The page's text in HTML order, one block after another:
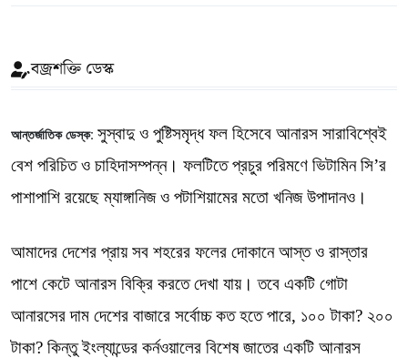
বজ্রশক্তি ডেস্ক
আন্তর্জাতিক ডেস্ক: সুস্বাদু ও পুষ্টিসমৃদ্ধ ফল হিসেবে আনারস সারাবিশ্বেই
বেশ পরিচিত ও চাহিদাসম্পন্ন। ফলটিতে প্রচুর পরিমণে ভিটামিন সি’র
পাশাপাশি রয়েছে ম্যাঙ্গানিজ ও পটাশিয়ামের মতো খনিজ উপাদানও।
আমাদের দেশের প্রায় সব শহরের ফলের দোকানে আস্ত ও রাস্তার
পাশে কেটে আনারস বিক্রি করতে দেখা যায়। তবে একটি গোটা
আনারসের দাম দেশের বাজারে সর্বোচ্চ কত হতে পারে, ১০০ টাকা? ২০০
টাকা? কিন্তু ইংল্যান্ডের কর্নওয়ালের বিশেষ জাতের একটি আনারস